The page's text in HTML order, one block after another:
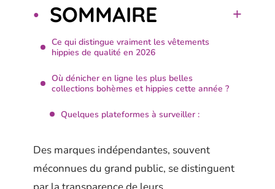
SOMMAIRE
Ce qui distingue vraiment les vêtements
hippies de qualité en 2026
Où dénicher en ligne les plus belles
collections bohèmes et hippies cette année ?
Quelques plateformes à surveiller :
Des marques indépendantes, souvent
méconnues du grand public, se distinguent